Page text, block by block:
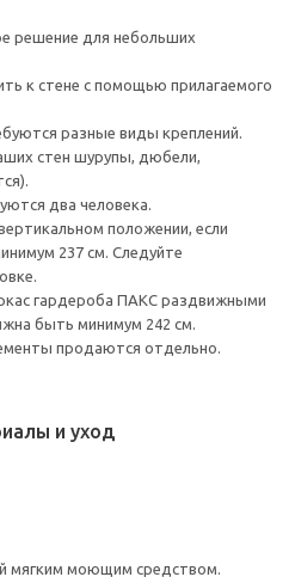
решение для небольших
к стене с помощью прилагаемого
разные виды креплений.
стен шурупы, дюбели,
два человека.
положении, если
237 см. Следуйте
гардероба ПАКС раздвижными
быть минимум 242 см.
продаются отдельно.
и уход
мягким моющим средством.